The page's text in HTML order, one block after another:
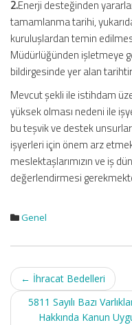
2.Enerji desteğinden
tamamlanma tarihi,
kuruluşlardan temin
Müdürlüğünden işletmeye
bildirgesinde yer alan
Mevcut şekli ile istihdam
yüksek olması nedeni ile
bu teşvik ve destek
işyerleri için önem arz
meslektaşlarımızın ve iş
değerlendirmesi
Genel
Post
navigation
← İhracat Bedelleri
5811 Sayılı Bazı
Hakkında Kanun